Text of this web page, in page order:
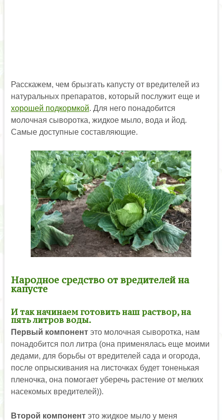
Расскажем, чем брызгать капусту от вредителей из
натуральных препаратов, который послужит еще и
хорошей подкормкой. Для него понадобится
молочная сыворотка, жидкое мыло, вода и йод.
Самые доступные составляющие.
Народное средство от вредителей на
капусте
И так начинаем готовить наш раствор, на
пять литров воды.
Первый компонентэто молочная сыворотка, нам
понадобится пол литра (она применялась еще моими
дедами, для борьбы от вредителей сада и огорода,
после опрыскивания на листочках будет тоненькая
пленочка, она помогает уберечь растение от мелких
насекомых вредителей)).
Второй компонент это жидкое мыло у меня